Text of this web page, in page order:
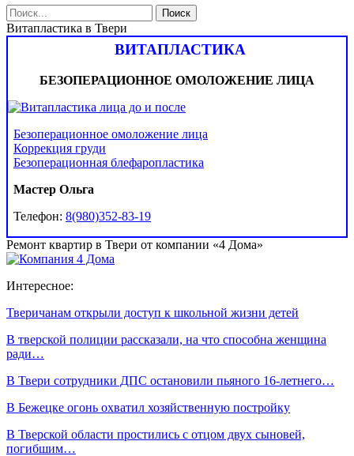
Витапластика в Твери
ВИТАПЛАСТИКА
БЕЗОПЕРАЦИОННОЕ ОМОЛОЖЕНИЕ ЛИЦА
Безоперационное омоложение лица
Коррекция груди
Безоперационная блефаропластика
Мастер Ольга
Телефон: 8(980)352-83-19
Ремонт квартир в Твери от компании «4 Дома»
Интересное:
Тверичанам открыли доступ к школьной жизни детей
В тверской полиции рассказали, на что способна женщина
ради…
В Твери сотрудники ДПС остановили пьяного 16-летнего…
В Бежецке огонь охватил хозяйственную постройку
В Тверской области простились с отцом двух сыновей,
погибшим…